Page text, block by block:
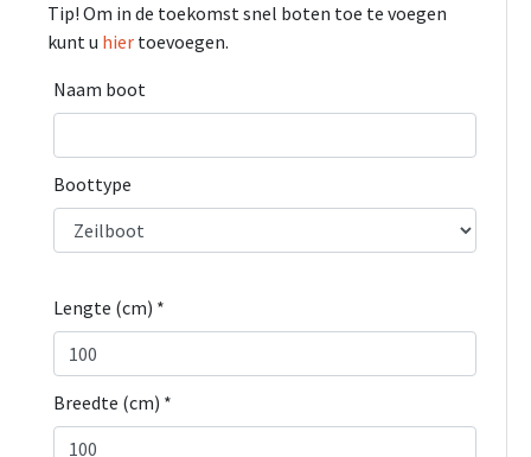
Tip! Om in de toekomst snel boten toe te voegen
kunt u hier toevoegen.
Naam boot
Boottype
Lengte (cm) *
Breedte (cm) *